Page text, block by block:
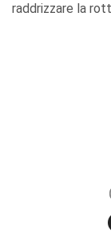
raddrizzare la